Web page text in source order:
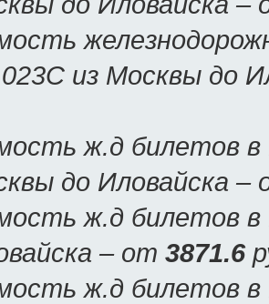
023С из Москвы до
ж.д билетов в
до Иловайска
ж.д билетов в
– от 3871.6
ж.д билетов в